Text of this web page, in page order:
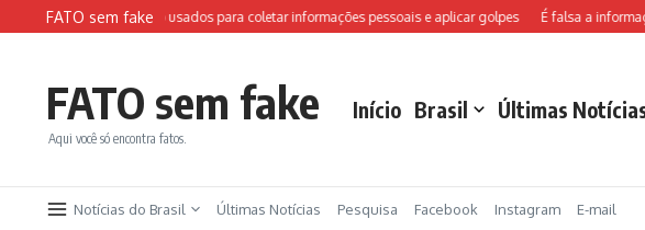
Ir para o conteúdo
FATO sem fake
Sites falsos da FIFA são usados para coletar informações pessoais e aplicar golpes É falsa a
FATO sem fake
Aqui você só encontra fatos.
Início Brasil Últimas
Notícias do Brasil Últimas Notícias Pesquisa Facebook Instagram E-mail